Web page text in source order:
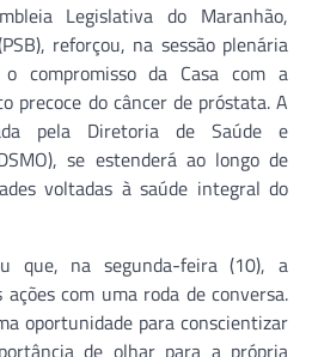
Legislativa do Maranhão,
reforçou, na sessão plenária
compromisso da Casa com a
precoce do câncer de próstata. A
pela Diretoria de Saúde e
se estenderá ao longo de
voltadas à saúde integral do
que, na segunda-feira (10), a
com uma roda de conversa.
oportunidade para conscientizar
de olhar para a própria